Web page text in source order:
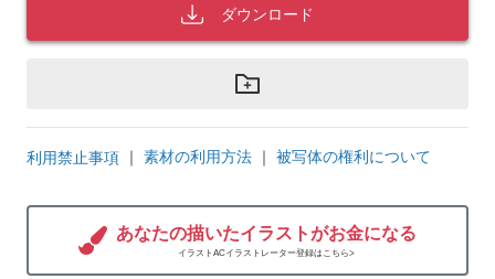
ダウンロード
利用禁止事項 ｜ 素材の利用方法 ｜ 被写体の権利について
あなたの描いたイラストがお金になる
イラストACイラストレーター登録はこちら>